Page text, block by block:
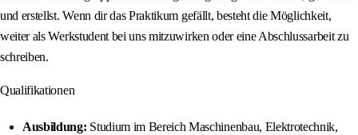
und erstellst. Wenn dir das Praktikum gefällt, besteht die Möglichkeit,
weiter als Werkstudent bei uns mitzuwirken oder eine Abschlussarbeit zu
schreiben.
Qualifikationen
Ausbildung: Studium im Bereich Maschinenbau, Elektrotechnik,